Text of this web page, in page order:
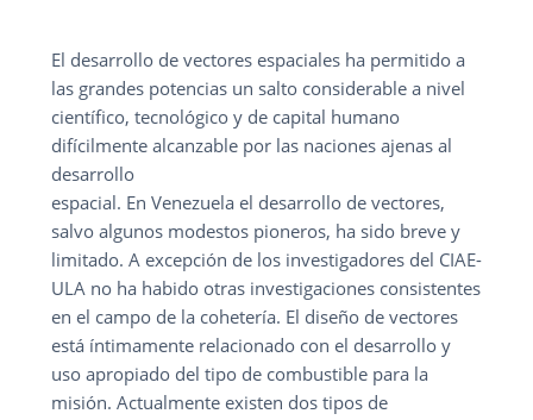
El desarrollo de vectores espaciales ha permitido a
las grandes potencias un salto considerable a nivel
científico, tecnológico y de capital humano
difícilmente alcanzable por las naciones ajenas al
desarrollo
espacial. En Venezuela el desarrollo de vectores,
salvo algunos modestos pioneros, ha sido breve y
limitado. A excepción de los investigadores del CIAE-
ULA no ha habido otras investigaciones consistentes
en el campo de la cohetería. El diseño de vectores
está íntimamente relacionado con el desarrollo y
uso apropiado del tipo de combustible para la
misión. Actualmente existen dos tipos de